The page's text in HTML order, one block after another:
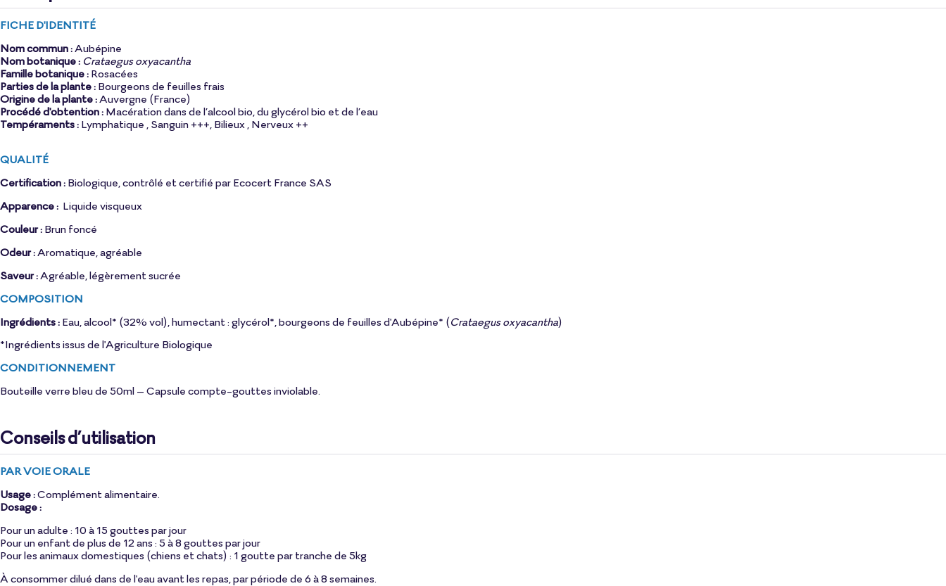
FICHE D'IDENTITÉ
Nom commun : Aubépine
Nom botanique : Crataegus oxyacantha
Famille botanique : Rosacées
Parties de la plante : Bourgeons de feuilles frais
Origine de la plante : Auvergne (France)
Procédé d'obtention : Macération dans de l’alcool bio, du glycérol bio et de l’eau
Tempéraments : Lymphatique , Sanguin +++, Bilieux , Nerveux ++
QUALITÉ
Certification : Biologique, contrôlé et certifié par Ecocert France SAS
Apparence : Liquide visqueux
Couleur : Brun foncé
Odeur : Aromatique, agréable
Saveur : Agréable, légèrement sucrée
COMPOSITION
Ingrédients : Eau, alcool* (32% vol), humectant : glycérol*, bourgeons de feuilles d'Aubépine* (Crataegus oxyacantha)
*Ingrédients issus de l'Agriculture Biologique
CONDITIONNEMENT
Bouteille verre bleu de 50ml – Capsule compte-gouttes inviolable.
Conseils d’utilisation
PAR VOIE ORALE
Usage :Complément alimentaire.
Dosage :
Pour un adulte : 10 à 15 gouttes par jour
Pour un enfant de plus de 12 ans : 5 à 8 gouttes par jour
Pour les animaux domestiques (chiens et chats) : 1 goutte par tranche de 5kg
À consommer dilué dans de l'eau avant les repas, par période de 6 à 8 semaines.